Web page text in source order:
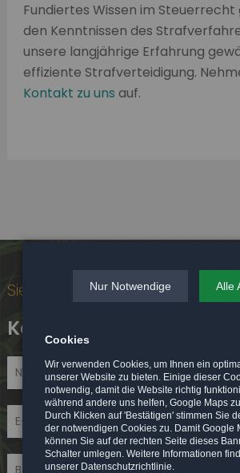
Fundiertes Wissen im
den Kenntnissen des
unsere langjährige Erfahrung
effiziente Strafverteidigung.
Kontakt zu uns auf.
Sie haben konkrete Fragen?
Kontakt
Nur Notwendige Alle
Cookies
Wir verwenden Cookies, um Ihnen ein
unserer Website zu bieten. Einige dieser
notwendig, damit die Website richtig
während andere uns helfen, Google Maps
Durch Klicken auf 'Bestätigen' stimmen Sie
der notwendigen Cookies zu. Damit Google
können Sie auf der rechten Seite dieses
Schalter umlegen. Weitere Informationen
unserer Datenschutzrichtlinie.